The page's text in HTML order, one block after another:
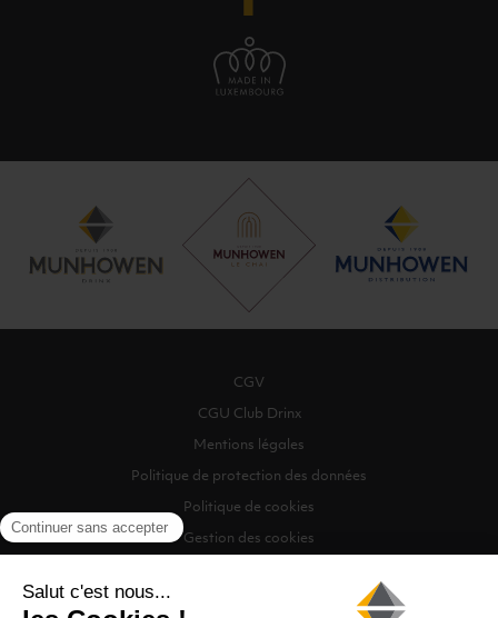
CGV
CGU Club Drinx
Mentions légales
Politique de protection des données
Politique de cookies
Gestion des cookies